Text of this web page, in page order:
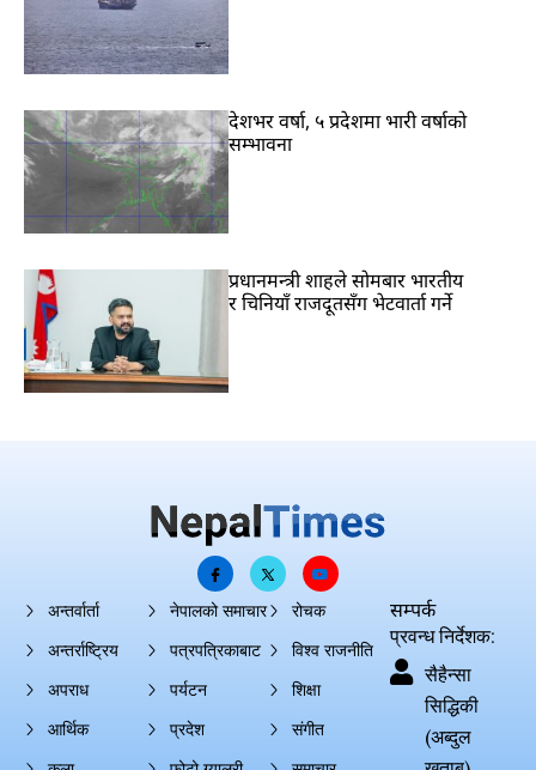
देशभर वर्षा, ५ प्रदेशमा भारी वर्षाको
सम्भावना
प्रधानमन्त्री शाहले सोमबार भारतीय
र चिनियाँ राजदूतसँग भेटवार्ता गर्ने
अन्तर्वार्ता
अन्तर्राष्ट्रिय
अपराध
आर्थिक
नेपालको समाचार
पत्रपत्रिकाबाट
पर्यटन
प्रदेश
रोचक
विश्व राजनीति
शिक्षा
संगीत
सम्पर्क
प्रवन्ध निर्देशक:
सैहैन्सा
सिद्धिकी
(अब्दुल